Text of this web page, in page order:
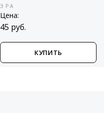
ЭРА
Цена:
45 руб.
КУПИТЬ